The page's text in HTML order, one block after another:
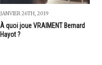
JANVIER 26TH, 2019
À quoi joue VRAIMENT Bernard
Hayot ?